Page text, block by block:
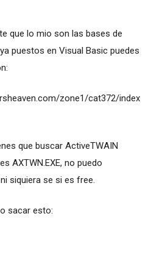
que lo mio son las bases de
puestos en Visual Basic puedes
zone1/cat372/index
que buscar ActiveTWAIN
AXTWN.EXE, no puedo
siquiera se si es free.
sacar esto: